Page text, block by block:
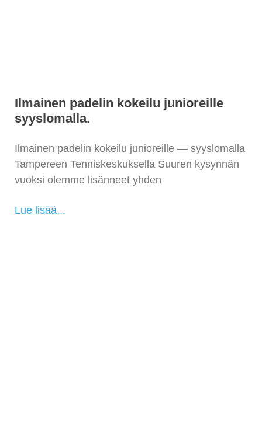
Ilmainen padelin kokeilu junioreille
syyslomalla.
Ilmainen padelin kokeilu junioreille — syyslomalla
Tampereen Tenniskeskuksella Suuren kysynnän
vuoksi olemme lisänneet yhden
Lue lisää...